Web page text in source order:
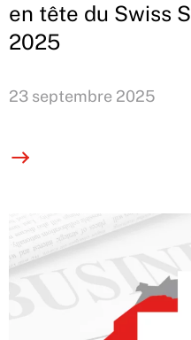
en tête du Swiss
2025
23 septembre 2025